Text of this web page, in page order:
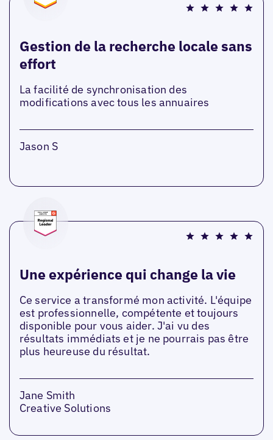
Gestion de la recherche locale sans
effort
La facilité de synchronisation des
modifications avec tous les annuaires
Jason S
Une expérience qui change la vie
Ce service a transformé mon activité. L'équipe
est professionnelle, compétente et toujours
disponible pour vous aider. J'ai vu des
résultats immédiats et je ne pourrais pas être
plus heureuse du résultat.
Jane Smith
Creative Solutions